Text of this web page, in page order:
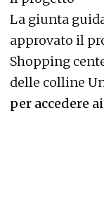
La giunta
approvato il
Shopping
delle colline
per accedere